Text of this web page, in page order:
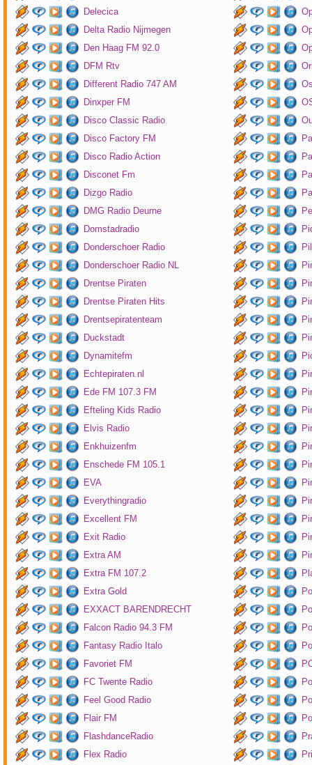
Delecica
Delta Radio Nijmegen
Den Haag FM 92.0
DFM Rtv
Different Radio 747 AM
Dinxper FM
Disco Classic Radio
Disco Factory FM
Disco Radio Action
Disconet Fm
Dizgo Radio
DMG Radio Deurne
Domstadradio
Donderschoer Radio
Donderschoer Radio NL
Drentse Piraten
Drentse Piraten Hits
Drentsepiratenteam
Duckstadt
Dynamitefm
Echtepiraten.nl
Ede FM 107.3 FM
Efteling Kids Radio
Elvis Radio
Enkhuizenfm
Enschede FM 105.1
EVA
Everythingradio
Excellent FM
Exit Radio
Extra AM
Extra FM 107.2
Extra Gold
EXXACT BARENDRECHT
Falcon Radio 94.3 FM
Fantasy Radio Italo
Favoriet FM
FC Twente Radio
Feel Good Radio
Flair FM
FlashdanceRadio
Flex Radio